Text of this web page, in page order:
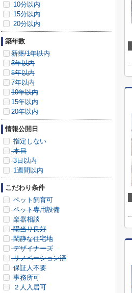
10分以内
15分以内
20分以内
築年数
新築/1年以内
3年以内
5年以内
7年以内
10年以内
15年以内
20年以内
情報公開日
指定しない
本日
3日以内
1週間以内
こだわり条件
ペット飼育可
ペット専用設備
楽器相談
陽当り良好
閑静な住宅地
デザイナーズ
リノベーション済
保証人不要
事務所可
２人入居可